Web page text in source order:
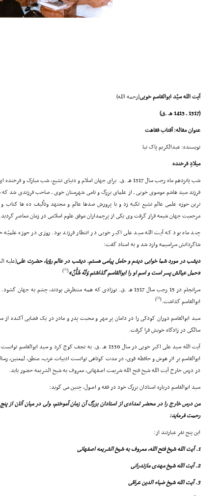
آیت الله سیّد ابوالقاسم خویى(رحمه الله)
(1317 ـ 1413 هـ .ق)
عنوان مقاله: آفتاب فقاهت
نویسنده: عبدالکریم پاک نیا
میلادِ فرخنده
شب پانزدهم ماه رجب سال 1317 هـ .ق. براى جهان اسلام و دنیاى تشیع، شب
فرزند سید هاشم موسوى خویى ـ از علماى بزرگ و نامى شهرستان خوى ـ صاحب فرزندى شد که
ترین حوزه علمى عالم تشیع تکیه زد و با پرورش صدها عالم و مجتهد وتألیف ده ها کتاب
مرجعیت جهان شیعه قرار گرفت وى یکى از پرچمداران موفق علوم اسلامى در زمان معاصر
چند ماه بود که آیت الله سید على اکبر خویى در انتظار فرزند بود. روزى در حوزه
شاگردانش سراسیمه وارد شد و به استاد گفت:
دیشب در مورد شما خوابى دیدم و حامل پیامى هستم. دیشب در عالم رؤیا، حضرت على(علیه
«حمل عیالش پسر است و اسم او را ابوالقاسم گذاشتم وَلَهُ شَأْنٌ»(
[1]
)
سرانجام در 15 رجب سال 1317 هـ .ق. نوزادى که همه منتظرش بودند، چشم به
ابوالقاسم گذاشت.(
[2]
)
سالگى در زادگاه خویش فرا گرفت.
آیت الله سید على اکبر خویى در سال 1330 هـ .ق. به نجف کوچ کرد و
در درس خارج آیت الله شیخ فتح الله شریعت اصفهانى، معروف به شیخ الشریعه حضور یابد.
سید ابوالقاسم درباره استادان بزرگ خود در فقه و اصول، چنین مى گوید:
من درس خارج را در محضر تعدادى از استادان بزرگ آن زمان آموختم، ولى در میان آنان از
رحمت فرماید:
این پنج نفر عبارتند از:
1. آیت الله شیخ فتح الله، معروف به شیخ الشریعه اصفهانى
2. آیت الله شیخ مهدى مازندرانى
3. آیت الله شیخ ضیاء الدین عراقى